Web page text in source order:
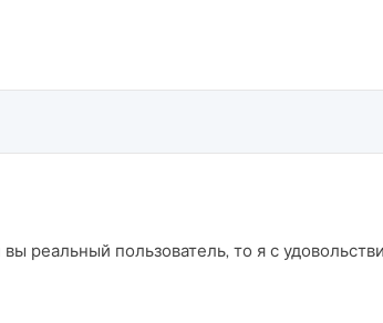
реальный пользователь, то я с